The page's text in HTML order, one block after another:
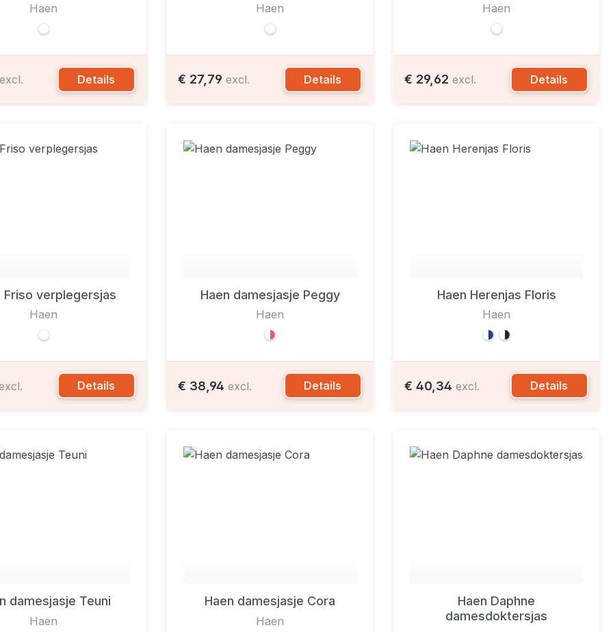
Haen
excl. Details
Haen
€ 27,79 excl. Details
Haen
€ 29,62 excl. Details
Friso verplegersjas
Haen
Details
Haen damesjasje Peggy
Haen
€ 38,94 excl. Details
Haen Herenjas Floris
Haen
€ 40,34 excl. Details
damesjasje Teuni
Haen
Haen damesjasje Cora
Haen
Haen Daphne
damesdoktersjas